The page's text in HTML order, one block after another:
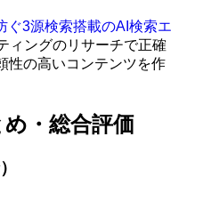
ぐ3源検索搭載のAI検索エ
ィングのリサーチで正確
性の高いコンテンツを作
・総合評価